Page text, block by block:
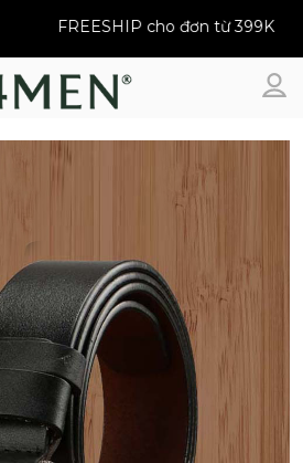
FREESHIP cho đơn từ 399K